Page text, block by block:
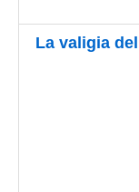
La valigia